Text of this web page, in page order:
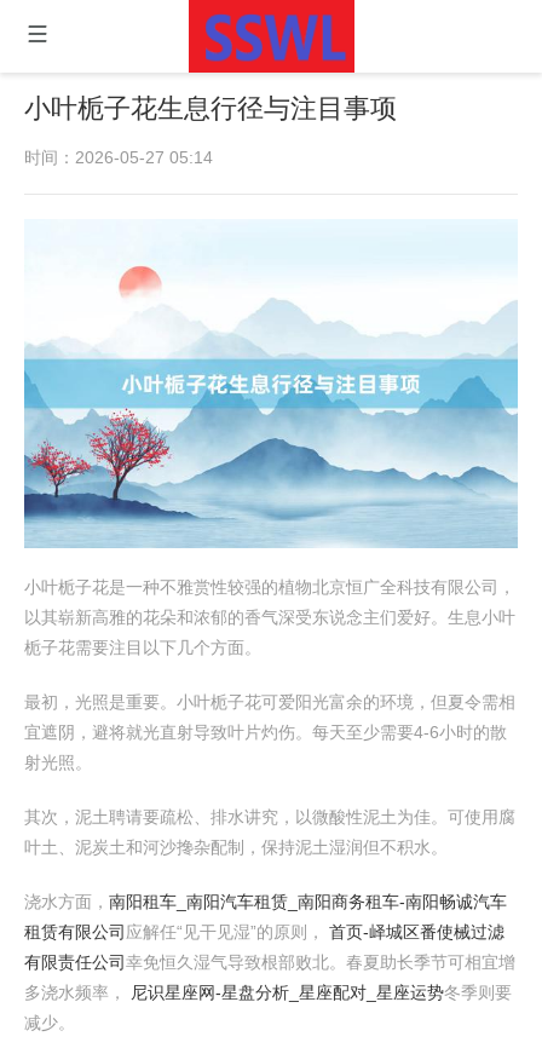
小叶栀子花生息行径与注目事项
时间：2026-05-27 05:14
小叶栀子花是一种不雅赏性较强的植物北京恒广全科技有限公司，
以其崭新高雅的花朵和浓郁的香气深受东说念主们爱好。生息小叶
栀子花需要注目以下几个方面。
最初，光照是重要。小叶栀子花可爱阳光富余的环境，但夏令需相
宜遮阴，避将就光直射导致叶片灼伤。每天至少需要4-6小时的散
射光照。
其次，泥土聘请要疏松、排水讲究，以微酸性泥土为佳。可使用腐
叶土、泥炭土和河沙搀杂配制，保持泥土湿润但不积水。
浇水方面， 南阳租车_南阳汽车租赁_南阳商务租车-南阳畅诚汽车
租赁有限公司 应解任“见干见湿”的原则， 首页-峄城区番使械过滤
有限责任公司幸免恒久湿气导致根部败北。春夏助长季节可相宜增
多浇水频率，
尼识星座网-星盘分析_星座配对_星座运势冬季则要
减少。